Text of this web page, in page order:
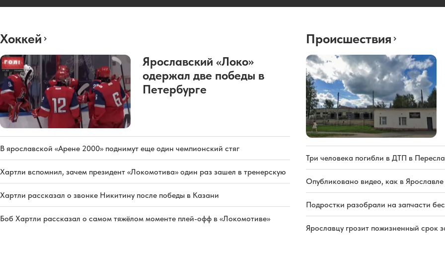
Хоккей
Ярославский «Локо»
одержал две победы в
Петербурге
В ярославской «Арене 2000» поднимут еще один чемпионский стяг
Хартли вспомнил, зачем президент «Локомотива» один раз зашел в тренерскую
Хартли рассказал о звонке Никитину после победы в Казани
Боб Хартли рассказал о самом тяжёлом моменте плей-офф в «Локомотиве»
Происшествия
Три человека погибли в ДТП в
Опубликовано видео, как в
Подростки разобрали на запчасти
Ярославцу грозит пожизненный срок